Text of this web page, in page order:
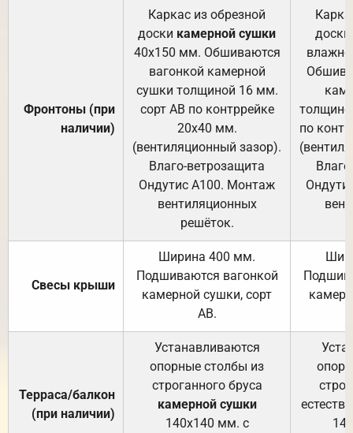
Фронтоны (при
наличии)
Каркас из обрезной
доски камерной сушки
40х150 мм. Обшиваются
вагонкой камерной
сушки толщиной 16 мм.
сорт АВ по контррейке
20х40 мм.
(вентиляционный зазор).
Влаго-ветрозащита
Ондутис А100. Монтаж
вентиляционных
решёток.
доски
по
Свесы крыши
Ширина 400 мм.
Подшиваются вагонкой
камерной сушки, сорт
АВ.
Терраса/балкон
(при наличии)
Устанавливаются
опорные столбы из
строганного бруса
камерной сушки
140х140 мм. с